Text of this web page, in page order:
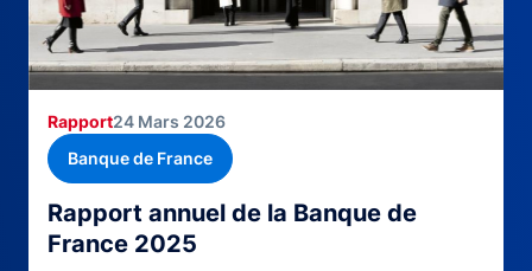
Rapport annuel de la Banque de
France 2025
Rapport24 Mars 2026
Banque de France